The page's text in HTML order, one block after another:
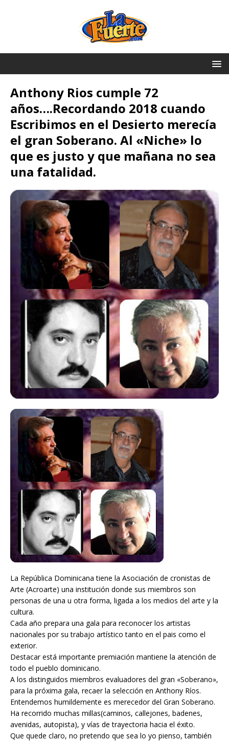
Anthony Rios cumple 72
años….Recordando 2018 cuando
Escribimos en el Desierto merecía
el gran Soberano. Al «Niche» lo
que es justo y que mañana no sea
una fatalidad.
La República Dominicana tiene la Asociación de cronistas de
Arte (Acroarte) una institución donde sus miembros son
personas de una u otra forma, ligada a los medios del arte y la
cultura.
Cada año prepara una gala para reconocer los artistas
nacionales por su trabajo artístico tanto en el pais como el
exterior.
Destacar está importante premiación mantiene la atención de
todo el pueblo dominicano.
A los distinguidos miembros evaluadores del gran «Soberano»,
para la próxima gala, recaer la selección en Anthony Ríos.
Entendemos humildemente es merecedor del Gran Soberano.
Ha recorrido muchas millas(caminos, callejones, badenes,
avenidas, autopista), y vías de trayectoria hacia el éxito.
Que quede claro, no pretendo que sea lo yo pienso, también